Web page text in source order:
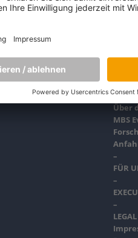
Über
MBS
–
FÜR
–
–
LEGAL